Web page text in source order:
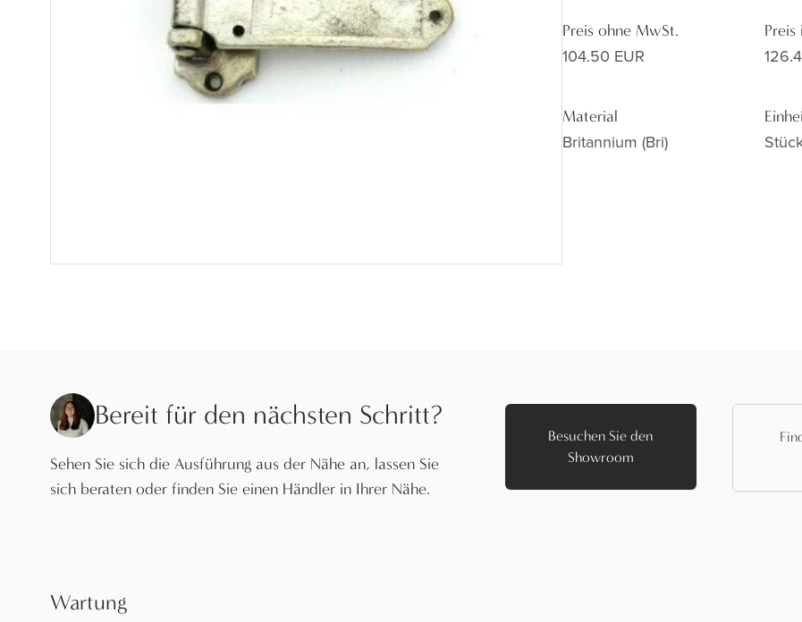
Preis ohne MwSt.
104.50 EUR
Material
Britannium (bri)
Bereit für den nächsten Schritt?
Sehen Sie sich die Ausführung aus der Nähe an, lassen Sie
sich beraten oder finden Sie einen Händler in Ihrer Nähe.
Besuchen Sie den
Showroom
Wartung